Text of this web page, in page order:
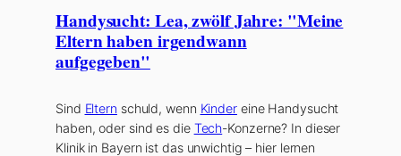
Handysucht: Lea, zwölf Jahre: "Meine
Eltern haben irgendwann
aufgegeben"
Sind Eltern schuld, wenn Kindereine Handysucht
haben, oder sind es die Tech-Konzerne? In dieser
Klinik in Bayern ist das unwichtig – hier lernen